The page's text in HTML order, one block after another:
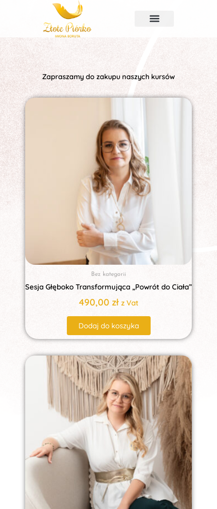
Zapraszamy do zakupu naszych kursów
Bez kategorii
Sesja Głęboko Transformująca „Powrót do Ciała”
490,00 zł z Vat
Dodaj do koszyka